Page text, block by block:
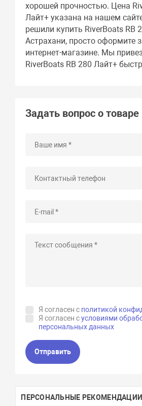
хорошей прочностью. Цена
Лайт+ указана на нашем
решили купить RiverBoats RB
Астрахани, просто оформите
интернет-магазине. Мы
RiverBoats RB 280 Лайт+
Задать вопрос о товаре
Я согласен с политикой
Я согласен сусловиями
персональных данных
Отправить
ПЕРСОНАЛЬНЫЕ РЕКОМЕНДАЦИИ